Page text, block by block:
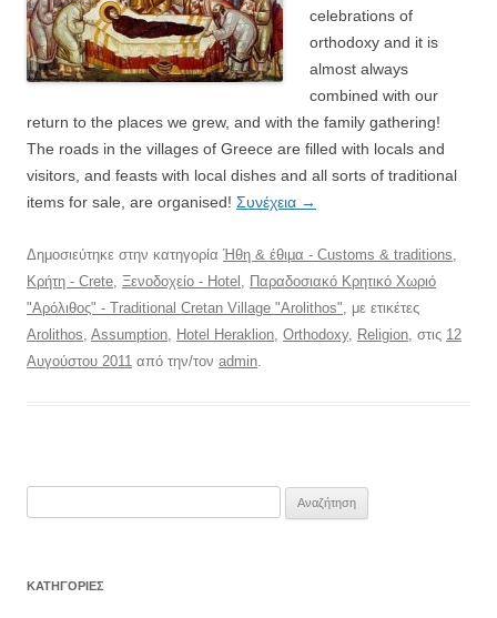
celebrations of
orthodoxy and it is
almost always
combined with our
return to the places we grew, and with the family gathering!
The roads in the villages of Greece are filled with locals and
visitors, and feasts with local dishes and all sorts of traditional
items for sale, are organised! Συνέχεια →
Δημοσιεύτηκε στην κατηγορία Ήθη & έθιμα - Customs & traditions
Κρήτη - Crete Ξενοδοχείο - Hotel
Παραδοσιακό Κρητικό Χωριό
"Αρόλιθος" - Traditional Cretan Village "Arolithos" , με ετικέτες
Arolithos Assumption Hotel Heraklion Orthodoxy, Religion , στις 12
Αυγούστου 2011 από την/τον admin
KΑΤΗΓΟΡΊΕΣ